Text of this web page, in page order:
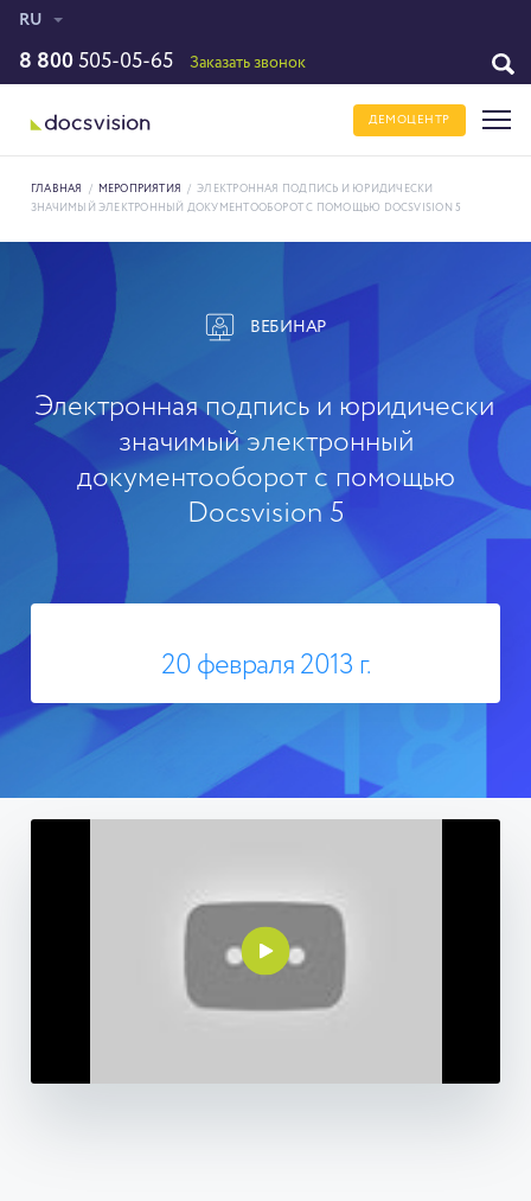
RU
8 800 505-05-65 Заказать звонок
ДЕМОЦЕНТР
ГЛАВНАЯ / МЕРОПРИЯТИЯ / ЭЛЕКТРОННАЯ ПОДПИСЬ И ЮРИДИЧЕСКИ
ЗНАЧИМЫЙ ЭЛЕКТРОННЫЙ ДОКУМЕНТООБОРОТ С ПОМОЩЬЮ DOCSVISION 5
ВЕБИНАР
Электронная подпись и юридически
значимый электронный
документооборот с помощью
Docsvision 5
20 февраля 2013 г.